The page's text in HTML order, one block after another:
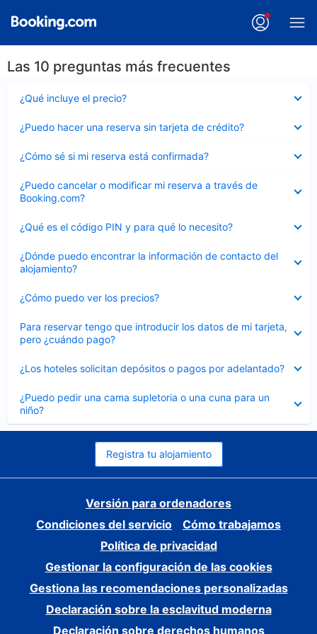
Las 10 preguntas más frecuentes
¿Qué incluye el precio?
cerrado
¿Puedo hacer una reserva sin tarjeta de crédito?
cerrado
¿Cómo sé si mi reserva está confirmada?
cerrado
¿Puedo cancelar o modificar mi reserva a través de
Booking.com?
cerrado
¿Qué es el código PIN y para qué lo necesito?
cerrado
¿Dónde puedo encontrar la información de contacto del
alojamiento?
cerrado
¿Cómo puedo ver los precios?
cerrado
Para reservar tengo que introducir los datos de mi tarjeta,
pero ¿cuándo pago?
cerrado
¿Los hoteles solicitan depósitos o pagos por adelantado?
cerrado
¿Puedo pedir una cama supletoria o una cuna para un
niño?
cerrado
Registra tu alojamiento
Versión para ordenadores
Condiciones del servicio
Cómo trabajamos
Política de privacidad
Gestionar la configuración de las cookies
Gestiona las recomendaciones personalizadas
Declaración sobre la esclavitud moderna
Declaración sobre derechos humanos